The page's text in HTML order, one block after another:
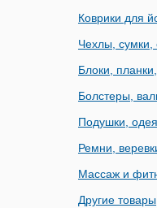
Коврики для
Чехлы, сумки,
Блоки,
Болстеры,
Подушки,
Ремни,
Массаж и
Другие товары